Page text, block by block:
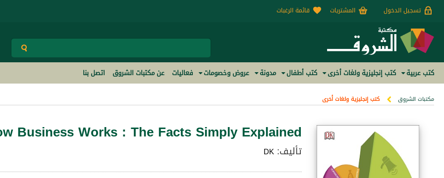
تسجيل الدخول المشتريات قائمة الرغبات
كتب عربية كتب إنجليزية ولغات أخرى كتب أطفال مدونة عروض وخصومات فعاليات عن مكتبات الشروق اتصل بنا
مكتبات الشروق كتب إنجليزية ولغات أخرى
Business Works : The Facts Simply Explained
تأليف: DK